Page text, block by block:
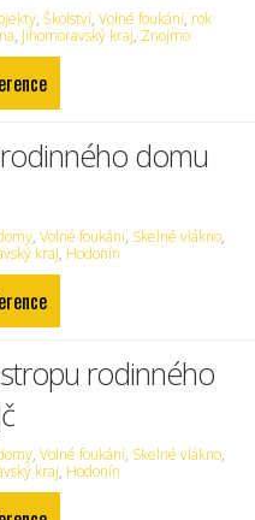
,Školství,Volné foukání, rok
, Jihomoravský kraj, Znojmo
domu
,Volné foukání, Skelné vlákno,
kraj, Hodonín
rodinného
,Volné foukání, Skelné vlákno,
kraj, Hodonín